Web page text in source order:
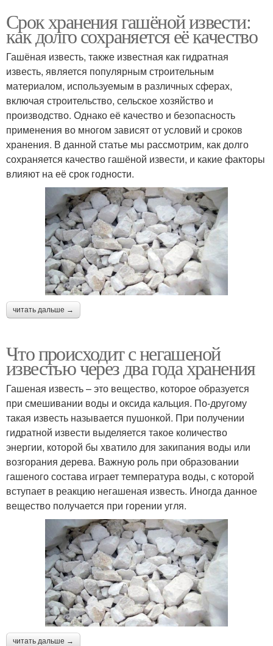
Срок хранения гашёной извести:
как долго сохраняется её качество
Гашёная известь, также известная как гидратная
известь, является популярным строительным
материалом, используемым в различных сферах,
включая строительство, сельское хозяйство и
производство. Однако её качество и безопасность
применения во многом зависят от условий и сроков
хранения. В данной статье мы рассмотрим, как долго
сохраняется качество гашёной извести, и какие факторы
влияют на её срок годности.
читать дальше →
Что происходит с негашеной
известью через два года хранения
Гашеная известь – это вещество, которое образуется
при смешивании воды и оксида кальция. По-другому
такая известь называется пушонкой. При получении
гидратной извести выделяется такое количество
энергии, которой бы хватило для закипания воды или
возгорания дерева. Важную роль при образовании
гашеного состава играет температура воды, с которой
вступает в реакцию негашеная известь. Иногда данное
вещество получается при горении угля.
читать дальше →